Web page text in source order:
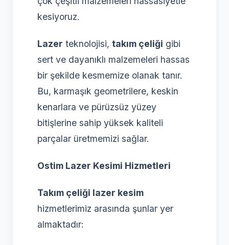
kesiyoruz.
Lazer teknolojisi, takım çeliği gibi
sert ve dayanıklı malzemeleri hassas
bir şekilde kesmemize olanak tanır.
Bu, karmaşık geometrilere, keskin
kenarlara ve pürüzsüz yüzey
bitişlerine sahip yüksek kaliteli
parçalar üretmemizi sağlar.
Ostim Lazer Kesimi Hizmetleri
Takım çeliği lazer kesim
hizmetlerimiz arasında şunlar yer
almaktadır: